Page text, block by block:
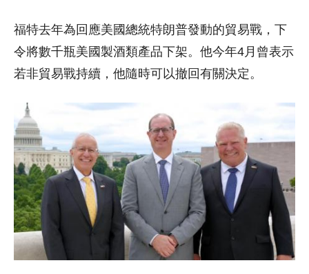
福特去年為回應美國總統特朗普發動的貿易戰，下
令將數千瓶美國製酒類產品下架。他今年4月曾表示
若非貿易戰持續，他隨時可以撤回有關決定。